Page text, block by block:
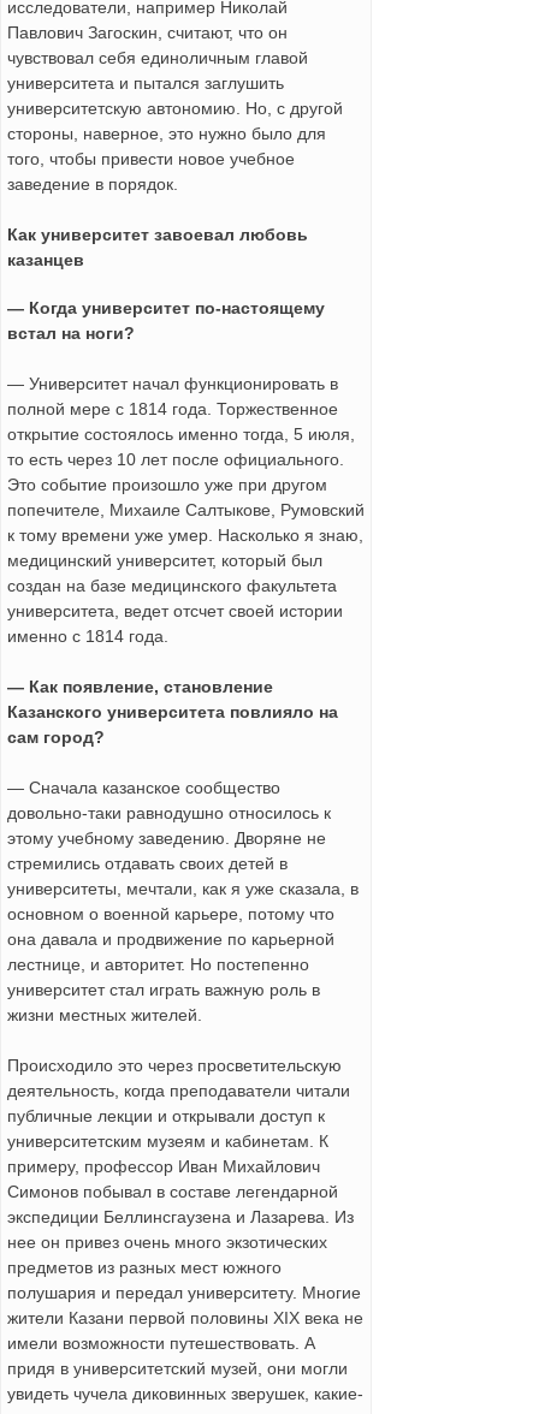
исследователи, например Николай
Павлович Загоскин, считают, что он
чувствовал себя единоличным главой
университета и пытался заглушить
университетскую автономию. Но, с другой
стороны, наверное, это нужно было для
того, чтобы привести новое учебное
заведение в порядок.
Как университет завоевал любовь
казанцев
— Когда университет по-настоящему
встал на ноги?
— Университет начал функционировать в
полной мере с 1814 года. Торжественное
открытие состоялось именно тогда, 5 июля,
то есть через 10 лет после официального.
Это событие произошло уже при другом
попечителе, Михаиле Салтыкове, Румовский
к тому времени уже умер. Насколько я знаю,
медицинский университет, который был
создан на базе медицинского факультета
университета, ведет отсчет своей истории
именно с 1814 года.
— Как появление, становление
Казанского университета повлияло на
сам город?
— Сначала казанское сообщество
довольно-таки равнодушно относилось к
этому учебному заведению. Дворяне не
стремились отдавать своих детей в
университеты, мечтали, как я уже сказала, в
основном о военной карьере, потому что
она давала и продвижение по карьерной
лестнице, и авторитет. Но постепенно
университет стал играть важную роль в
жизни местных жителей.
Происходило это через просветительскую
деятельность, когда преподаватели читали
публичные лекции и открывали доступ к
университетским музеям и кабинетам. К
примеру, профессор Иван Михайлович
Симонов побывал в составе легендарной
экспедиции Беллинсгаузена и Лазарева. Из
нее он привез очень много экзотических
предметов из разных мест южного
полушария и передал университету. Многие
жители Казани первой половины XIX века не
имели возможности путешествовать. А
придя в университетский музей, они могли
увидеть чучела диковинных зверушек, какие-